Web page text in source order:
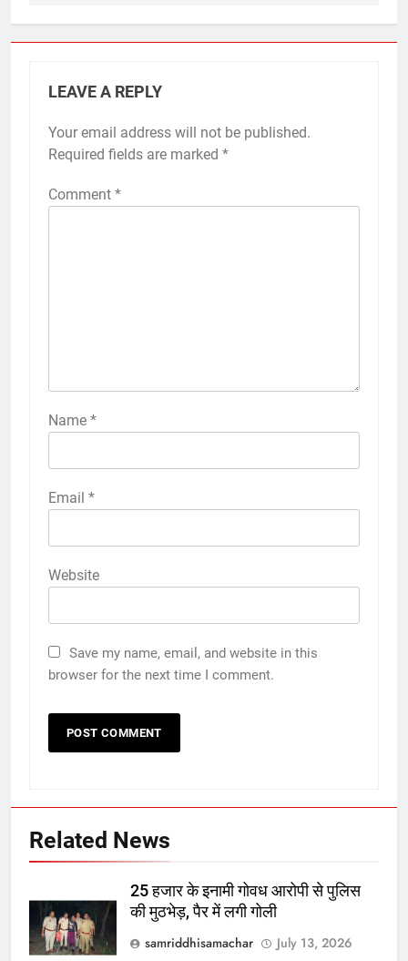
LEAVE A REPLY
Your email address will not be published.
Required fields are marked *
Comment *
Name *
Email *
Website
Save my name, email, and website in this
browser for the next time I comment.
Related News
25 हजार के इनामी गोवध आरोपी से पुलिस
की मुठभेड़, पैर में लगी गोली
samriddhisamachar
July 13, 2026